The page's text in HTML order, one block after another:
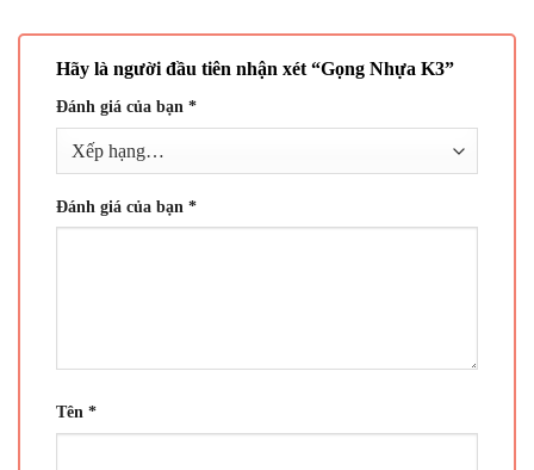
Hãy là người đầu tiên nhận xét “Gọng Nhựa K3”
Đánh giá của bạn *
Đánh giá của bạn *
Tên *